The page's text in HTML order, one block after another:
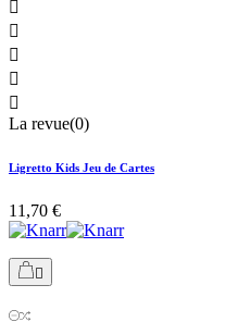





La revue(0)
Ligretto Kids Jeu de Cartes
11,70 €
